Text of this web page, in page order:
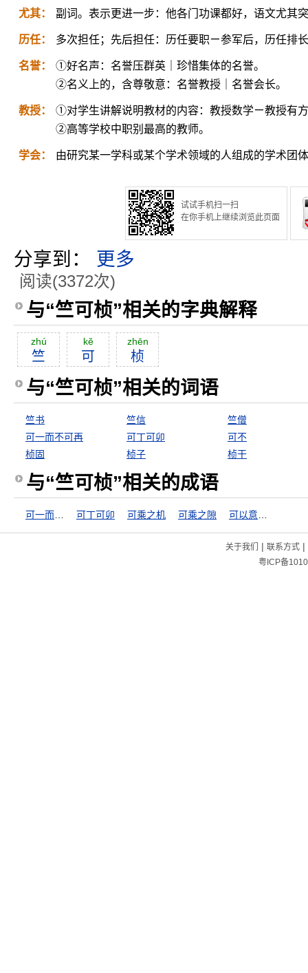
尤其： 副词。表示更进一步：他各门功课都好，语文尤其
历任： 多次担任；先后担任：历任要职ㄧ参军后，历任排
名誉：
①好名声：名誉压群英｜珍惜集体的名誉。
②名义上的，含尊敬意：名誉教授｜名誉会长。
教授：
①对学生讲解说明教材的内容：教授数学ㄧ教授有
②高等学校中职别最高的教师。
学会： 由研究某一学科或某个学术领域的人组成的学术团
试试手机扫一扫
在你手机上继续浏览此页面
分享到： 更多
阅读(3372次)
与“竺可桢”相关的字典解释
zhú
竺
kĕ
可
zhēn
桢
与“竺可桢”相关的词语
竺书 竺信
竺僧
可一而不可再
可丁可卯
可不
桢固
桢子 桢干
与“竺可桢”相关的成语
可丁可卯 可乘之机 可乘之隙
关于我们 | 联系方式|
粤ICP备